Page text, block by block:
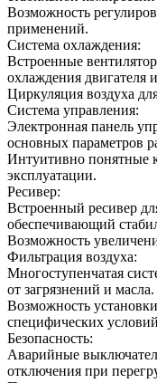
Возможность
применений.
Система охлаждения:
Встроенные
охлаждения двигателя
Циркуляция воздуха
Система управления:
Электронная панель
основных параметров
Интуитивно понятные
эксплуатации.
Ресивер:
Встроенный ресивер
обеспечивающий
Возможность
Фильтрация воздуха:
Многоступенчатая
от загрязнений и масла.
Возможность
специфических
Безопасность:
Аварийные
отключения при